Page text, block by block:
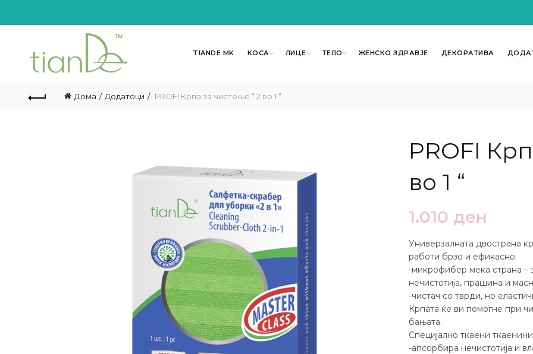
TIANDE MK КОСА ЛИЦЕ ТЕЛО ЖЕНСКО ЗДРАВЈЕ ДЕКОРАТИВА
Дома Додатоци PROFI Крпа за чистење “ 2 во 1 “
PROFI
во 1 “
1.010 ден
Универзалната двострана
работи брзо и ефикасно.
-микрофибер мека страна –
нечистотија, прашина и
-чистач со тврди, но
Крпата ќе ви помогне при
бањата.
Специјално ткаени
-апсорбира нечистотија и